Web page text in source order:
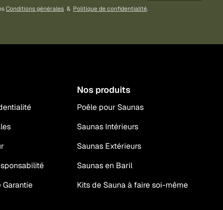
Conditions générales & Politique de confidentialité.
Garantie
Nos produits
Poêle pour Saunas
Saunas Intérieurs
Saunas Extérieurs
Saunas en Baril
Kits de Sauna à faire soi-même